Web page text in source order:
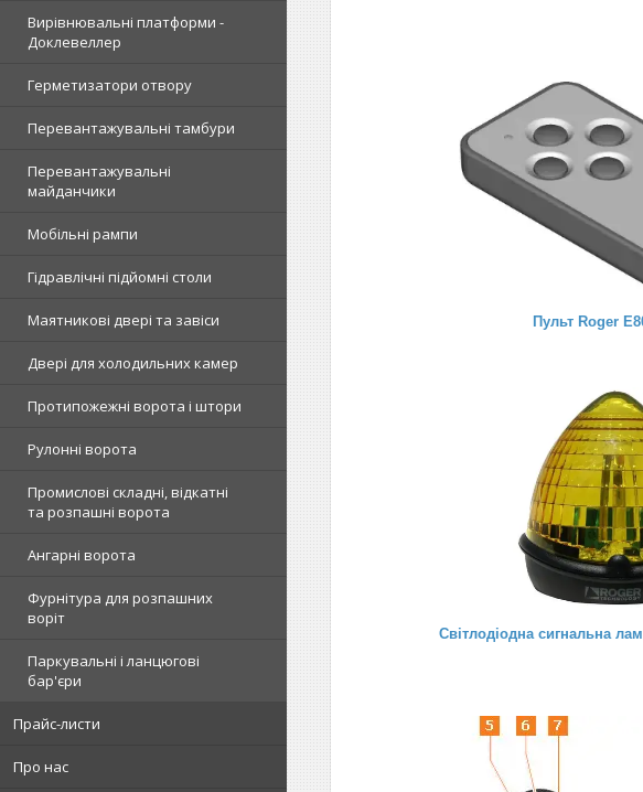
Вирівнювальні платформи -
Доклевеллер
Герметизатори отвору
Перевантажувальні тамбури
Перевантажувальні
майданчики
Мобільні рампи
Гідравлічні підйомні столи
Маятникові двері та завіси
Двері для холодильних камер
Протипожежні ворота і штори
Рулонні ворота
Промислові складні, відкатні
та розпашні ворота
Ангарні ворота
Фурнітура для розпашних
воріт
Паркувальні і ланцюгові
бар'єри
Прайс-листи
Про нас
Пульт Roger
Світлодіодна сигнальна